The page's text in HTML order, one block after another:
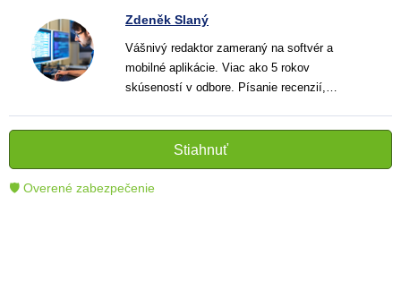
Zdeněk Slaný
Vášnivý redaktor zameraný na softvér a
mobilné aplikácie. Viac ako 5 rokov
skúseností v odbore. Písanie recenzií,
informatívnych textov, ktoré pomáhajú
čitateľom lepšie porozumieť a využiť moderné
technológie.
Stiahnuť
🛡 Overené zabezpečenie